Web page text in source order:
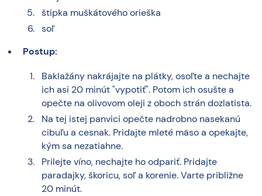
štipka muškátového orieška
soľ
Postup:
Baklažány nakrájajte na plátky, osoľte a nechajte
ich asi 20 minút "vypotiť". Potom ich osušte a
opečte na olivovom oleji z oboch strán dozlatista.
Na tej istej panvici opečte nadrobno nasekanú
cibuľu a cesnak. Pridajte mleté mäso a opekajte,
kým sa nezatiahne.
Prilejte víno, nechajte ho odpariť. Pridajte
paradajky, škoricu, soľ a korenie. Varte približne
20 minút.